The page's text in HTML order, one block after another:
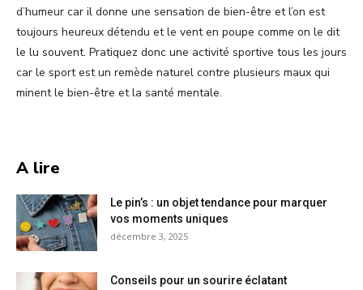
d’humeur car il donne une sensation de bien-être et l’on est
toujours heureux détendu et le vent en poupe comme on le dit
le lu souvent. Pratiquez donc une activité sportive tous les jours
car le sport est un remède naturel contre plusieurs maux qui
minent le bien-être et la santé mentale.
A lire
Le pin’s : un objet tendance pour marquer
vos moments uniques
décembre 3, 2025
Conseils pour un sourire éclatant